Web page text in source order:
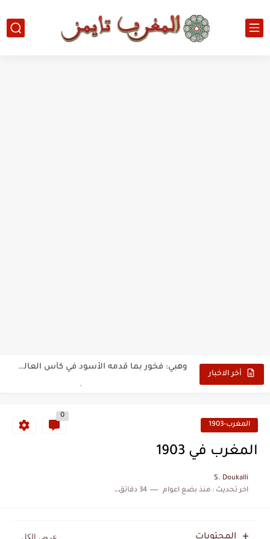
أخر الاخبار هل سيكون جيد حكم نهائي كأس العالم؟
كتاب جديد لدريانكور يفضح أساطير وخزعبلات نظام العسكر ويعيد قراءة...
الحرب الهولندية المغربية (1775-1777)
المغرب-1903
0
المغرب في 1903
S. Doukalli
اخر تحديث :منذ بضع اعوام 34 دقائق للقراءة